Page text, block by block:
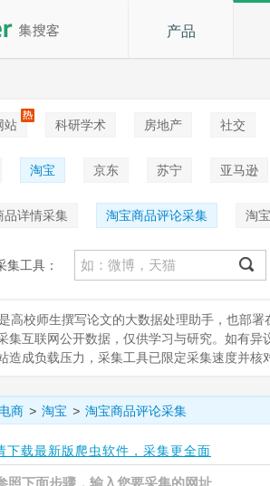
产品
站 科研学术 房地产
社交
招聘
淘宝 京东 苏宁
亚马逊
巴1688
Shopee 咸鱼
品详情采集 淘宝商品评论采集
淘
品评论_按时间排序采集
淘宝评论好评采
工具：
高校师生撰写论文的大数据处理助手，也部
集互联网公开数据，仅供学习与研究。如有
造成负载压力，采集工具已限定采集速度并
电商 > 淘宝 > 淘宝商品评论采集
下载最新版爬虫软件，采集更全面